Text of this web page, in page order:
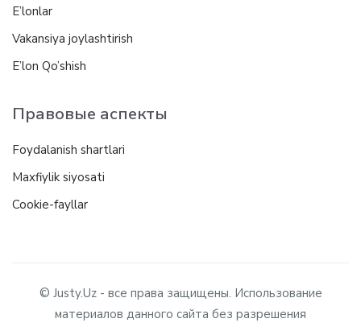
E’lonlar
Vakansiya joylashtirish
E’lon Qo’shish
Правовые аспекты
Foydalanish shartlari
Maxfiylik siyosati
Cookie-fayllar
© Justy.Uz - все права защищены. Использование
материалов данного сайта без разрешения